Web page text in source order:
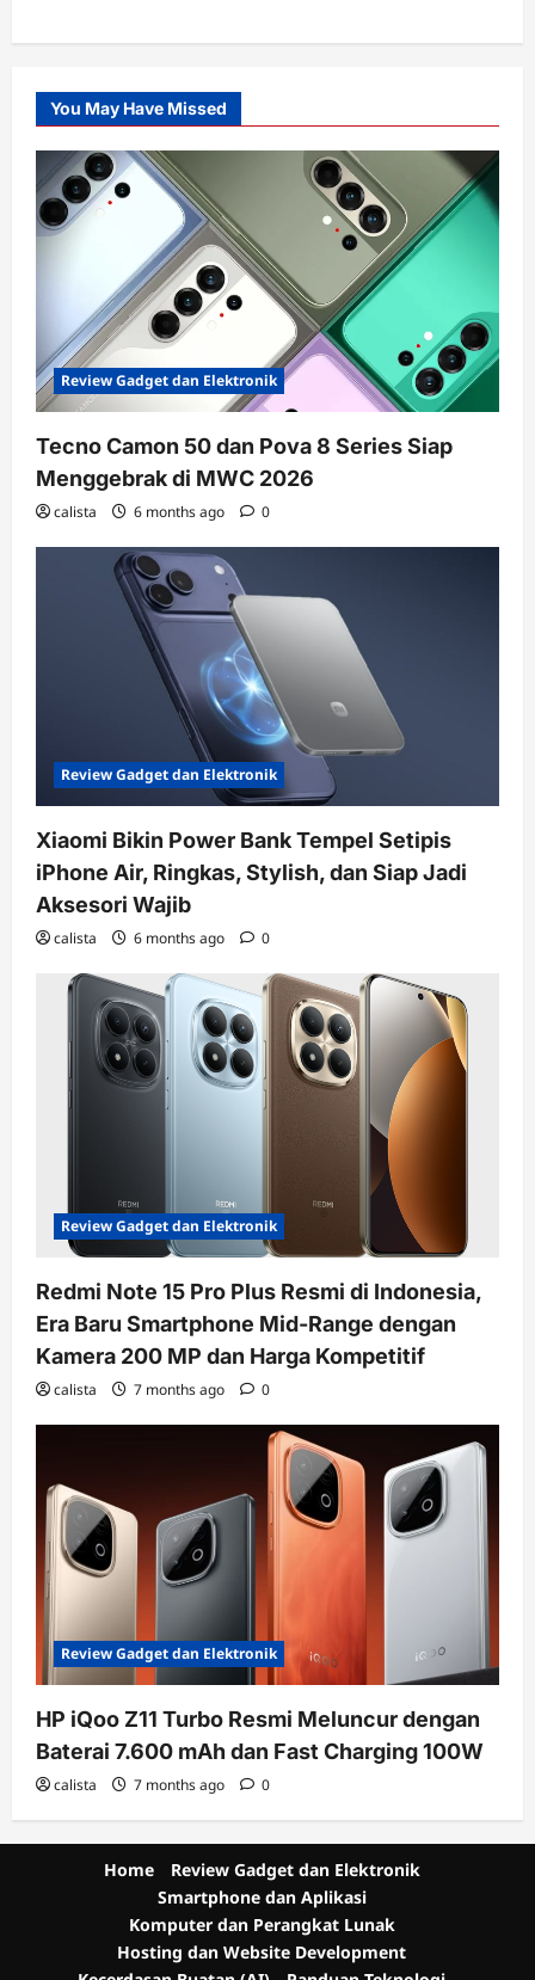
You May Have Missed
Review Gadget dan Elektronik
Tecno Camon 50 dan Pova 8 Series Siap
Menggebrak di MWC 2026
calista 6 months ago 0
Review Gadget dan Elektronik
Xiaomi Bikin Power Bank Tempel Setipis
iPhone Air, Ringkas, Stylish, dan Siap Jadi
Aksesori Wajib
calista 6 months ago 0
Review Gadget dan Elektronik
Redmi Note 15 Pro Plus Resmi di Indonesia,
Era Baru Smartphone Mid-Range dengan
Kamera 200 MP dan Harga Kompetitif
calista 7 months ago 0
Review Gadget dan Elektronik
HP iQoo Z11 Turbo Resmi Meluncur dengan
Baterai 7.600 mAh dan Fast Charging 100W
calista 7 months ago 0
Home
Review Gadget dan Elektronik
Smartphone dan Aplikasi
Komputer dan Perangkat Lunak
Hosting dan Website Development